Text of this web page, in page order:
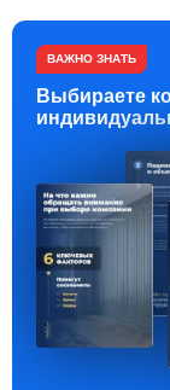
ВАЖНО ЗНАТЬ
Выбираете